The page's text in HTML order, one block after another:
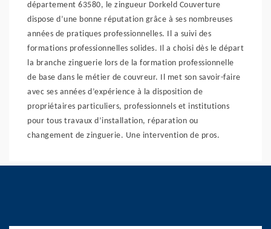
département 63580, le zingueur Dorkeld Couverture
dispose d’une bonne réputation grâce à ses nombreuses
années de pratiques professionnelles. Il a suivi des
formations professionnelles solides. Il a choisi dès le départ
la branche zinguerie lors de la formation professionnelle
de base dans le métier de couvreur. Il met son savoir-faire
avec ses années d’expérience à la disposition de
propriétaires particuliers, professionnels et institutions
pour tous travaux d’installation, réparation ou
changement de zinguerie. Une intervention de pros.